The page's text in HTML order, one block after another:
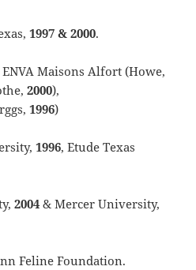
1997 & 2000.
Maisons Alfort (Howe,
2000),
1996)
1996, Etude Texas
2004 & Mercer University,
Feline Foundation.